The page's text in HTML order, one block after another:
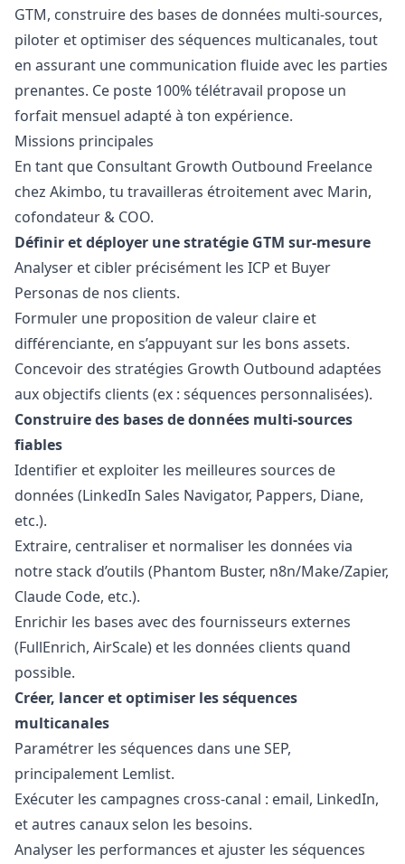
GTM, construire des bases de données multi-sources,
piloter et optimiser des séquences multicanales, tout
en assurant une communication fluide avec les parties
prenantes. Ce poste 100% télétravail propose un
forfait mensuel adapté à ton expérience.
Missions principales
En tant que Consultant Growth Outbound Freelance
chez Akimbo, tu travailleras étroitement avec Marin,
cofondateur & COO.
Définir et déployer une stratégie GTM sur-mesure
Analyser et cibler précisément les ICP et Buyer
Personas de nos clients.
Formuler une proposition de valeur claire et
différenciante, en s’appuyant sur les bons assets.
Concevoir des stratégies Growth Outbound adaptées
aux objectifs clients (ex : séquences personnalisées).
Construire des bases de données multi-sources
fiables
Identifier et exploiter les meilleures sources de
données (LinkedIn Sales Navigator, Pappers, Diane,
etc.).
Extraire, centraliser et normaliser les données via
notre stack d’outils (Phantom Buster, n8n/Make/Zapier,
Claude Code, etc.).
Enrichir les bases avec des fournisseurs externes
(FullEnrich, AirScale) et les données clients quand
possible.
Créer, lancer et optimiser les séquences
multicanales
Paramétrer les séquences dans une SEP,
principalement Lemlist.
Exécuter les campagnes cross-canal : email, LinkedIn,
et autres canaux selon les besoins.
Analyser les performances et ajuster les séquences